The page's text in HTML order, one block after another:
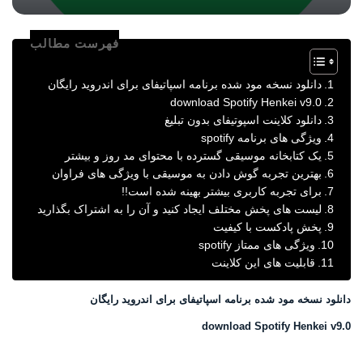
فهرست مطالب
دانلود نسخه مود شده برنامه اسپاتیفای برای اندروید رایگان
download Spotify Henkei v9.0
دانلود کلاینت اسپوتیفای بدون تبلیغ
ویژگی های برنامه spotify
یک کتابخانه موسیقی گسترده با محتوای مد روز و بیشتر
بهترین تجربه گوش دادن به موسیقی با ویژگی های فراوان
برای تجربه کاربری بیشتر بهینه شده است!!
لیست های پخش مختلف ایجاد کنید و آن را به اشتراک بگذارید
پخش پادکست با کیفیت
ویژگی های ممتاز spotify
قابلیت های این کلاینت
دانلود نسخه مود شده برنامه اسپاتیفای برای اندروید رایگان
download Spotify Henkei v9.0